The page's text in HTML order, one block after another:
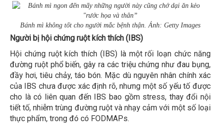
Bánh mì không tốt cho người mắc bệnh thận. Ảnh: Getty Images
Người bị hội chứng ruột kích thích (IBS)
Hội chứng ruột kích thích (IBS) là một rối loạn chức năng
đường ruột phổ biến, gây ra các triệu chứng như đau bụng,
đầy hơi, tiêu chảy, táo bón. Mặc dù nguyên nhân chính xác
của IBS chưa được xác định rõ, nhưng một số yếu tố được
cho là có liên quan đến IBS bao gồm stress, thay đổi nội
tiết tố, nhiễm trùng đường ruột và nhạy cảm với một số loại
thực phẩm, trong đó có FODMAPs.